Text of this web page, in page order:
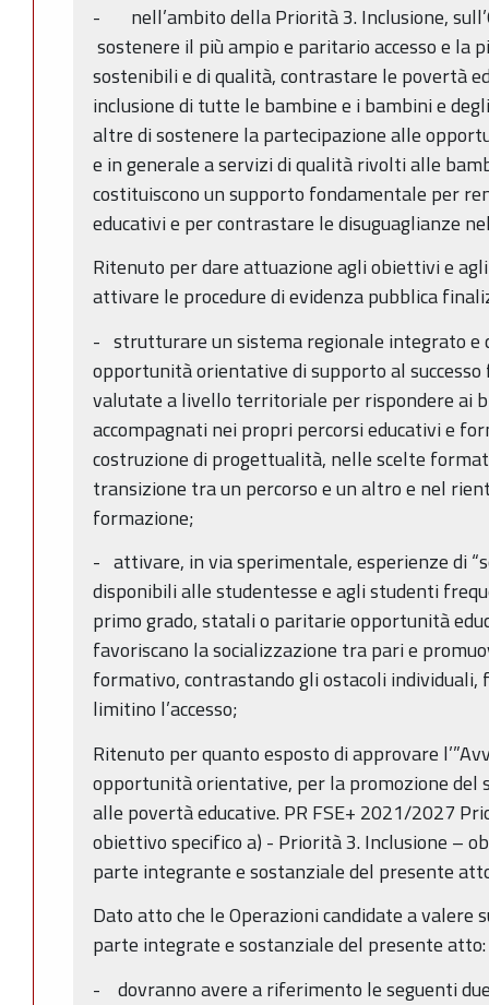
- nell’ambito della Priorità 3. Inclusione,
sostenere il più ampio e paritario accesso e la
sostenibili e di qualità, contrastare le povertà
inclusione di tutte le bambine e i bambini e
altre di sostenere la partecipazione alle
e in generale a servizi di qualità rivolti alle
costituiscono un supporto fondamentale per
educativi e per contrastare le disuguaglianze
Ritenuto per dare attuazione agli obiettivi e
attivare le procedure di evidenza pubblica
- strutturare un sistema regionale integrato e
opportunità orientative di supporto al
valutate a livello territoriale per rispondere ai
accompagnati nei propri percorsi educativi e
costruzione di progettualità, nelle scelte
transizione tra un percorso e un altro e nel
formazione;
- attivare, in via sperimentale, esperienze di
disponibili alle studentesse e agli studenti
primo grado, statali o paritarie opportunità
favoriscano la socializzazione tra pari e
formativo, contrastando gli ostacoli
limitino l’accesso;
Ritenuto per quanto esposto di approvare
opportunità orientative, per la promozione del
alle povertà educative. PR FSE+ 2021/2027
obiettivo specifico a) - Priorità 3. Inclusione –
parte integrante e sostanziale del presente
Dato atto che le Operazioni candidate a valere
parte integrate e sostanziale del presente atto:
- dovranno avere a riferimento le seguenti